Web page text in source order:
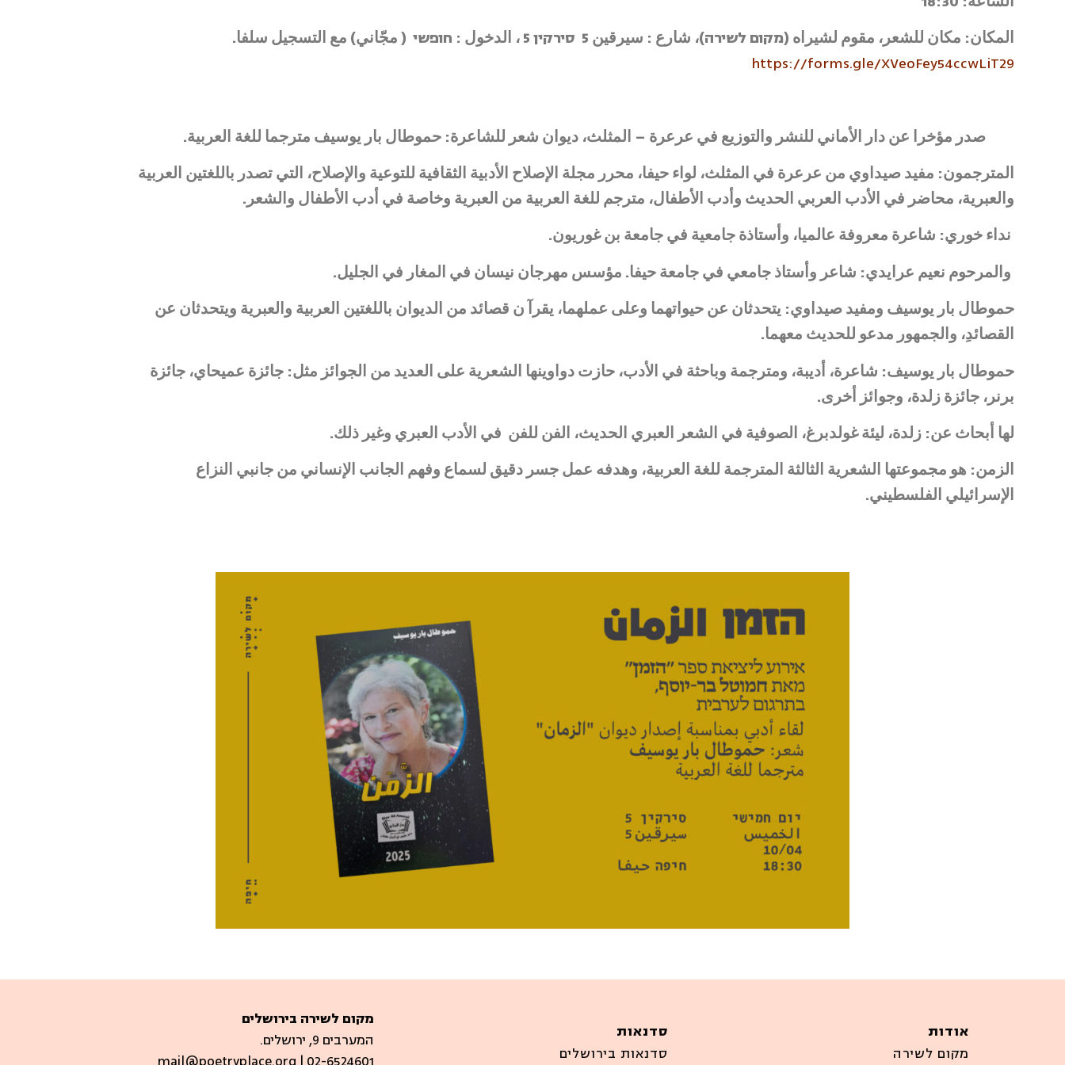
المكان: مكان للشعر، مقوم لشيراه (מקום לשירה)، شارع : سيرقين 5 סירקין 5 ، الدخول : חופשי ( مجّاني) مع التسجيل سلفا.
https://forms.gle/XVeoFey54ccwLiT29
صدر مؤخرا عن دار الأماني للنشر والتوزيع في عرعرة – المثلث، ديوان شعر للشاعرة: حموطال بار يوسيف مترجما للغة العربية.
المترجمون: مفيد صيداوي من عرعرة في المثلث، لواء حيفا، محرر مجلة الإصلاح الأدبية الثقافية للتوعية والإصلاح، التي تصدر باللغتين العربية
والعبرية، محاضر في الأدب العربي الحديث وأدب الأطفال، مترجم للغة العربية من العبرية وخاصة في أدب الأطفال والشعر.
نداء خوري: شاعرة معروفة عالميا، وأستاذة جامعية في جامعة بن غوريون.
والمرحوم نعيم عرايدي: شاعر وأستاذ جامعي في جامعة حيفا. مؤسس مهرجان نيسان في المغار في الجليل.
حموطال بار يوسيف ومفيد صيداوي: يتحدثان عن حيواتهما وعلى عملهما، يقرآ ن قصائد من الديوان باللغتين العربية والعبرية ويتحدثان عن
القصائدِ، والجمهور مدعو للحديث معهما.
حموطال بار يوسيف: شاعرة، أديبة، ومترجمة وباحثة في الأدب، حازت دواوينها الشعرية على العديد من الجوائز مثل: جائزة عميحاي، جائزة
برنر، جائزة زلدة، وجوائز أخرى.
لها أبحاث عن: زلدة، ليئة غولدبرغ، الصوفية في الشعر العبري الحديث، الفن للفن في الأدب العبري وغير ذلك.
الزمن: هو مجموعتها الشعرية الثالثة المترجمة للغة العربية، وهدفه عمل جسر دقيق لسماع وفهم الجانب الإنساني من جانبي النزاع
الإسرائيلي الفلسطيني.
אודות
מקום לשירה
סדנאות
סדנאות בירושלים
מקום לשירה בירושלים
המערבים 9, ירושלים.